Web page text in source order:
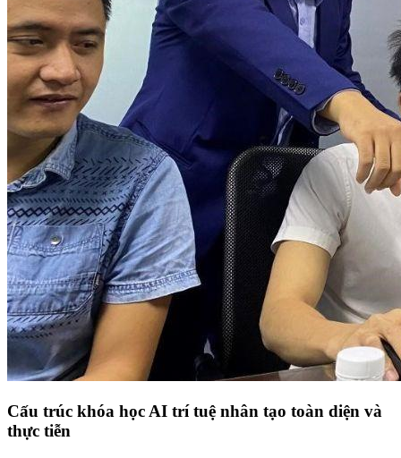
Cấu trúc khóa học AI trí tuệ nhân tạo toàn diện và
thực tiễn